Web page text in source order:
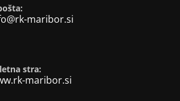
maribor.si
stra:
maribor.si